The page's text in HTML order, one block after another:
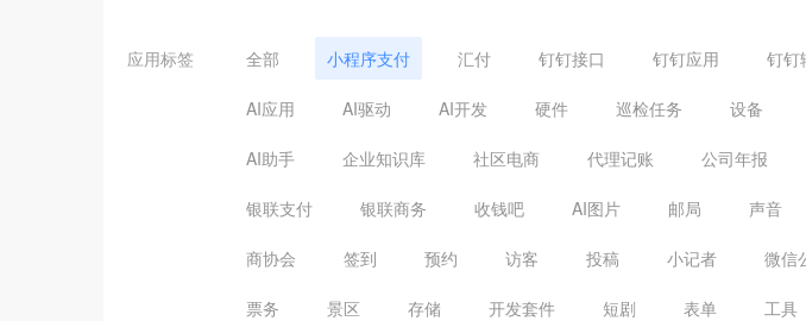
应用标签 全部 小程序支付 汇付 钉钉接口 钉钉应用 钉钉
AI应用 AI驱动 AI开发 硬件 巡检任务 设备
AI助手 企业知识库 社区电商 代理记账 公司年报
银联支付 银联商务 收钱吧 AI图片 邮局 声音
商协会 签到 预约 访客 投稿 小记者 微信
票务 景区 存储 开发套件 短剧 表单 工具